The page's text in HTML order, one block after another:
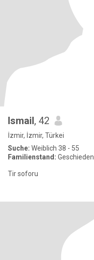
Ismail, 42
İzmir, İzmir, Türkei
Suche: Weiblich 38 - 55
Familienstand: Geschieden
Tir soforu